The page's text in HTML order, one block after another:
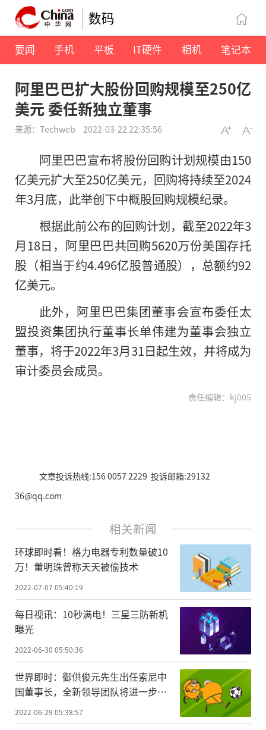
数码
要闻 手机 平板 IT硬件 相机 笔记本
阿里巴巴扩大股份回购规模至250亿
美元 委任新独立董事
来源：Techweb 2022-03-22 22:35:56
阿里巴巴宣布将股份回购计划规模由150
亿美元扩大至250亿美元，回购将持续至2024
年3月底，此举创下中概股回购规模纪录。
根据此前公布的回购计划，截至2022年3
月18日，阿里巴巴共回购5620万份美国存托
股（相当于约4.496亿股普通股），总额约92
亿美元。
此外，阿里巴巴集团董事会宣布委任太
盟投资集团执行董事长单伟建为董事会独立
董事，将于2022年3月31日起生效，并将成为
审计委员会成员。
责任编辑：kj005
文章投诉热线:156 0057 2229 投诉邮箱:29132
36@qq.com
相关新闻
环球即时看！格力电器专利数量破10
万！董明珠曾称天天被偷技术
2022-07-07 05:40:19
每日视讯：10秒满电！三星三防新机
曝光
2022-06-30 05:50:36
世界即时：御供俊元先生出任索尼中
国董事长，全新领导团队将进一步强
2022-06-29 05:38:57